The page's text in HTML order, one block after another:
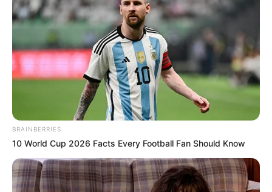
BRAINBERRIES
10 World Cup 2026 Facts Every Football Fan Should Know